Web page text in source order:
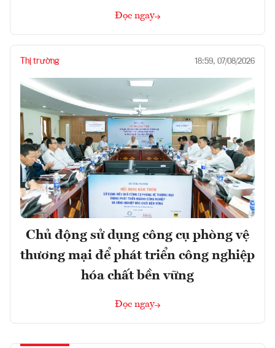
Đọc ngay
Thị trường 18:59, 07/08/2026
Chủ động sử dụng công cụ phòng vệ
thương mại để phát triển công nghiệp
hóa chất bền vững
Đọc ngay